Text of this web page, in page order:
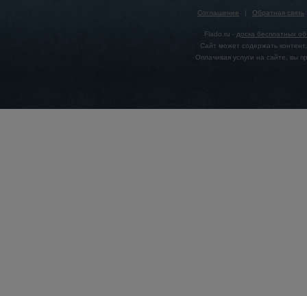
Соглашение | Обратная связь
Flado.ru - доска бесплатных
Сайт может содержать
Оплачивая услуги на сайте, вы